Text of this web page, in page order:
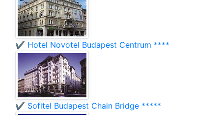
✔️ Hotel Novotel Budapest Centrum ****
✔️ Sofitel Budapest Chain Bridge *****